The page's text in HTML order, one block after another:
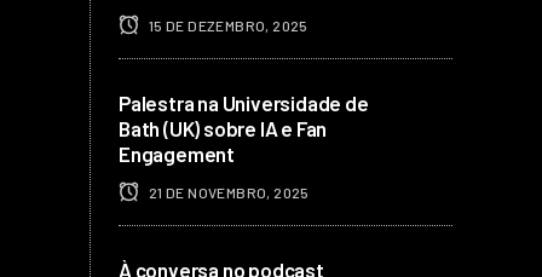
15 DE DEZEMBRO, 2025
Palestra na Universidade de
Bath (UK) sobre IA e Fan
Engagement
21 DE NOVEMBRO, 2025
À conversa no podcast